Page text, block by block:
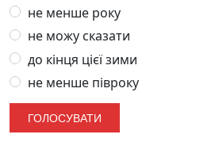
не менше року
не можу сказати
до кінця цієї зими
не менше півроку